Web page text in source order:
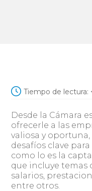
Tiempo de lectura:
Desde la Cámara
ofrecerle a las
valiosa y
desafíos clave
como lo es la
que incluye temas
salarios,
entre otros.